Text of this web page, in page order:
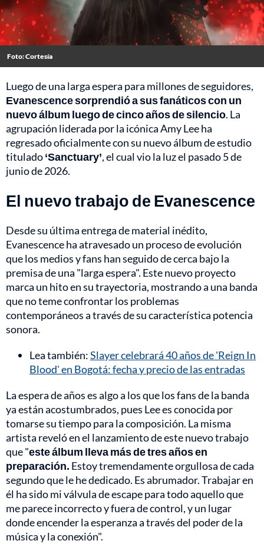
Foto: Cortesía
Luego de una larga espera para millones de seguidores,
Evanescence sorprendió a sus fanáticos con un
nuevo álbum luego de cinco años de silencio. La
agrupación liderada por la icónica Amy Lee ha
regresado oficialmente con su nuevo álbum de estudio
titulado‘Sanctuary’, el cual vio la luz el pasado 5 de
junio de 2026.
El nuevo trabajo de Evanescence
Desde su última entrega de material inédito,
Evanescence ha atravesado un proceso de evolución
que los medios y fans han seguido de cerca bajo la
premisa de una "larga espera". Este nuevo proyecto
marca un hito en su trayectoria, mostrando a una banda
que no teme confrontar los problemas
contemporáneos a través de su característica potencia
sonora.
Lea también:Slayer celebrará 40 años de 'Reign In
Blood' en Bogotá: fecha y precio de las entradas
La espera de años es algo a los que los fans de la banda
ya están acostumbrados, pues Lee es conocida por
tomarse su tiempo para la composición. La misma
artista reveló en el lanzamiento de este nuevo trabajo
que "este álbum lleva más de tres años en
preparación. Estoy tremendamente orgullosa de cada
segundo que le he dedicado. Es abrumador. Trabajar en
él ha sido mi válvula de escape para todo aquello que
me parece incorrecto y fuera de control, y un lugar
donde encender la esperanza a través del poder de la
música y la conexión".